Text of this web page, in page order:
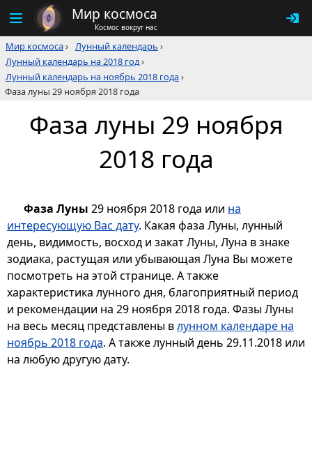
Мир космоса
Космос вокруг нас
Мир космоса› Лунный календарь ›
Лунный календарь на 2018 год›
Лунный календарь на ноябрь 2018 года›
Фаза луны 29 ноября 2018 года
Фаза луны 29 ноября
2018 года
Фаза Луны 29 ноября 2018 года или на
интересующую Вас дату. Какая фаза Луны, лунный
день, видимость, восход и закат Луны, Луна в знаке
зодиака, растущая или убывающая Луна Вы можете
посмотреть на этой странице. А также
характеристика лунного дня, благоприятный период
и рекомендации на 29 ноября 2018 года. Фазы Луны
на весь месяц представлены влунном календаре на
ноябрь 2018 года. А также лунный день 29.11.2018 или
на любую другую дату.